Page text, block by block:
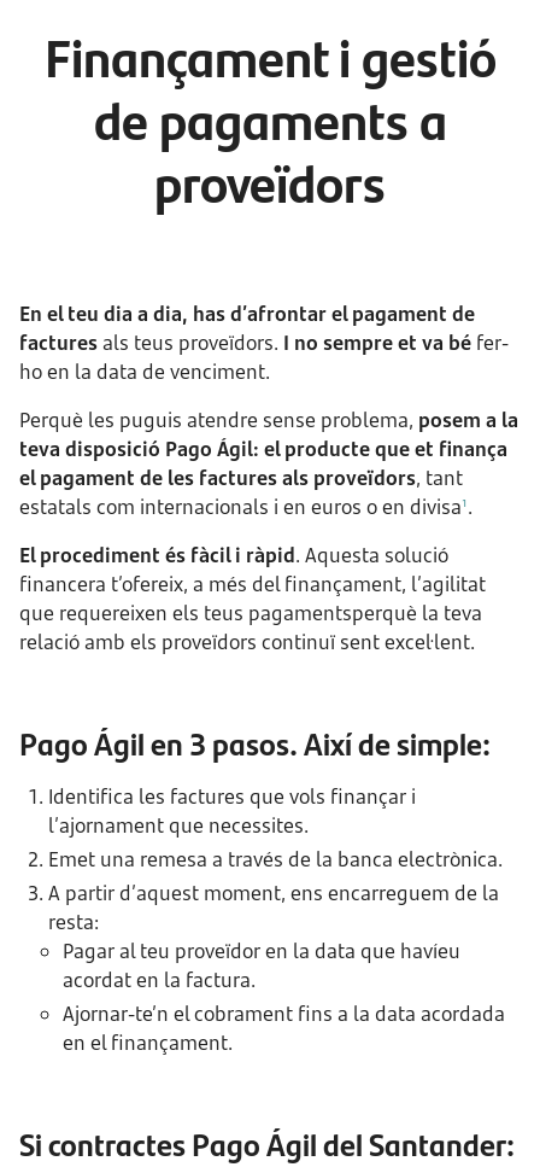
Finançament i gestió
de pagaments a
proveïdors
En el teu dia a dia, has d’afrontar el pagament de
facturesals teus proveïdors. I no sempre et va bé fer-
ho en la data de venciment.
Perquè les puguis atendre sense problema, posem a la
teva disposició Pago Ágil: el producte que et finança
el pagament de les factures als proveïdors, tant
estatals com internacionals i en euros o en divisa1 .
El procediment és fàcil i ràpid. Aquesta solució
financera t’ofereix, a més del finançament, l’agilitat
que requereixen els teus pagamentsperquè la teva
relació amb els proveïdors continuï sent excel·lent.
Pago Ágil en 3 pasos. Així de simple:
Identifica les factures que vols finançar i
l’ajornament que necessites.
Emet una remesa a través de la banca electrònica.
A partir d’aquest moment, ens encarreguem de la
resta:
Pagar al teu proveïdor en la data que havíeu
acordat en la factura.
Ajornar-te’n el cobrament fins a la data acordada
en el finançament.
Si contractes Pago Ágil del Santander: